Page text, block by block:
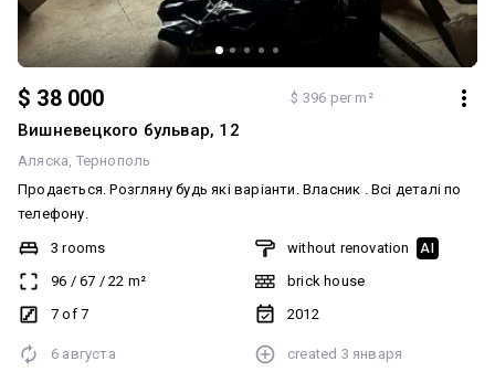
$ 38 000 $ 396 per m²
Вишневецкого бульвар, 12
Аляска Тернополь
Продається. Розгляну будь які варіанти. Власник . Всі деталі по
телефону.
3 rooms
96 / 67 / 22 m²
7 of 7
without renovation AI
brick house
2012
6 августа created 3 января